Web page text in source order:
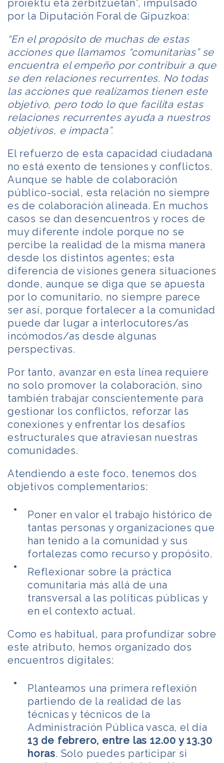
proiektu eta zerbitzuetan”, impulsado
por la Diputación Foral de Gipuzkoa:
“En el propósito de muchas de estas
acciones que llamamos “comunitarias” se
encuentra el empeño por contribuir a que
se den relaciones recurrentes. No todas
las acciones que realizamos tienen este
objetivo, pero todo lo que facilita estas
relaciones recurrentes ayuda a nuestros
objetivos, e impacta”.
El refuerzo de esta capacidad ciudadana
no está exento de tensiones y conflictos.
Aunque se hable de colaboración
público-social, esta relación no siempre
es de colaboración alineada. En muchos
casos se dan desencuentros y roces de
muy diferente índole porque no se
percibe la realidad de la misma manera
desde los distintos agentes; esta
diferencia de visiones genera situaciones
donde, aunque se diga que se apuesta
por lo comunitario, no siempre parece
ser así, porque fortalecer a la comunidad
puede dar lugar a interlocutores/as
incómodos/as desde algunas
perspectivas.
Por tanto, avanzar en esta línea requiere
no solo promover la colaboración, sino
también trabajar conscientemente para
gestionar los conflictos, reforzar las
conexiones y enfrentar los desafíos
estructurales que atraviesan nuestras
comunidades.
Atendiendo a este foco, tenemos dos
objetivos complementarios:
Poner en valor el trabajo histórico de
tantas personas y organizaciones que
han tenido a la comunidad y sus
fortalezas como recurso y propósito.
Reflexionar sobre la práctica
comunitaria más allá de una
transversal a las políticas públicas y
en el contexto actual.
Como es habitual, para profundizar sobre
este atributo, hemos organizado dos
encuentros digitales:
Planteamos una primera reflexión
partiendo de la realidad de las
técnicas y técnicos de la
Administración Pública vasca, el día
13 de febrero, entre las 12.00 y 13.30
horas. Solo puedes participar si